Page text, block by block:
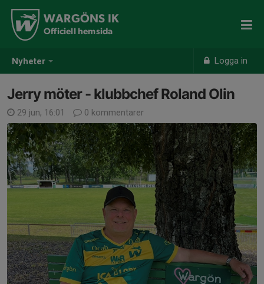
Nyheter Logga in
WARGÖNS IK
Officiell hemsida
Jerry möter - klubbchef Roland Olin
29 jun, 16:01 0 kommentarer